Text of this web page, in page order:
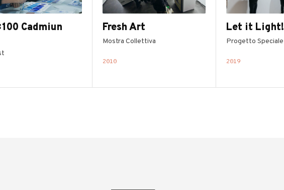
Cadmiun
Fresh Art
Mostra Collettiva
2010
Let it Light!
Progetto Speciale
2019